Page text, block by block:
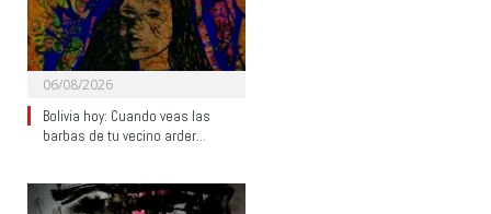
06/08/2026
Bolivia hoy: Cuando veas las
barbas de tu vecino arder…